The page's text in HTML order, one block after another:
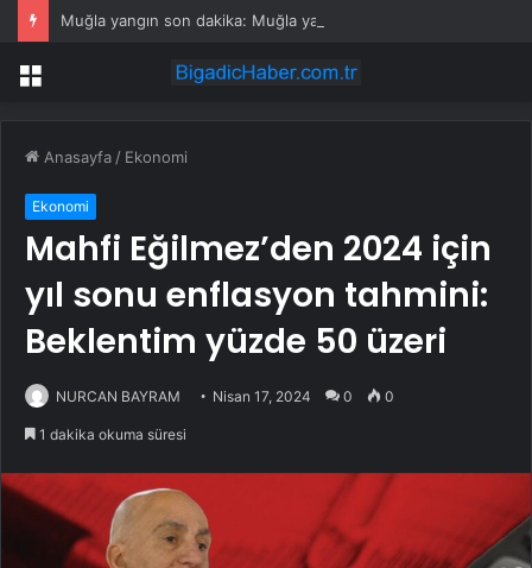
Menü
Anasayfa / Ekonomi
Ekonomi
Mahfi Eğilmez’den 2024 için
yıl sonu enflasyon tahmini:
Beklentim yüzde 50 üzeri
NURCAN BAYRAM Nisan 17, 2024 0 0
1 dakika okuma süresi